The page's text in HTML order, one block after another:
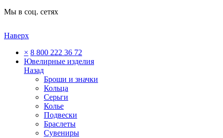
Мы в соц. сетях
Наверх
× 8 800 222 36 72
Ювелирные изделия
Назад
Броши и значки
Кольца
Серьги
Колье
Подвески
Браслеты
Сувениры